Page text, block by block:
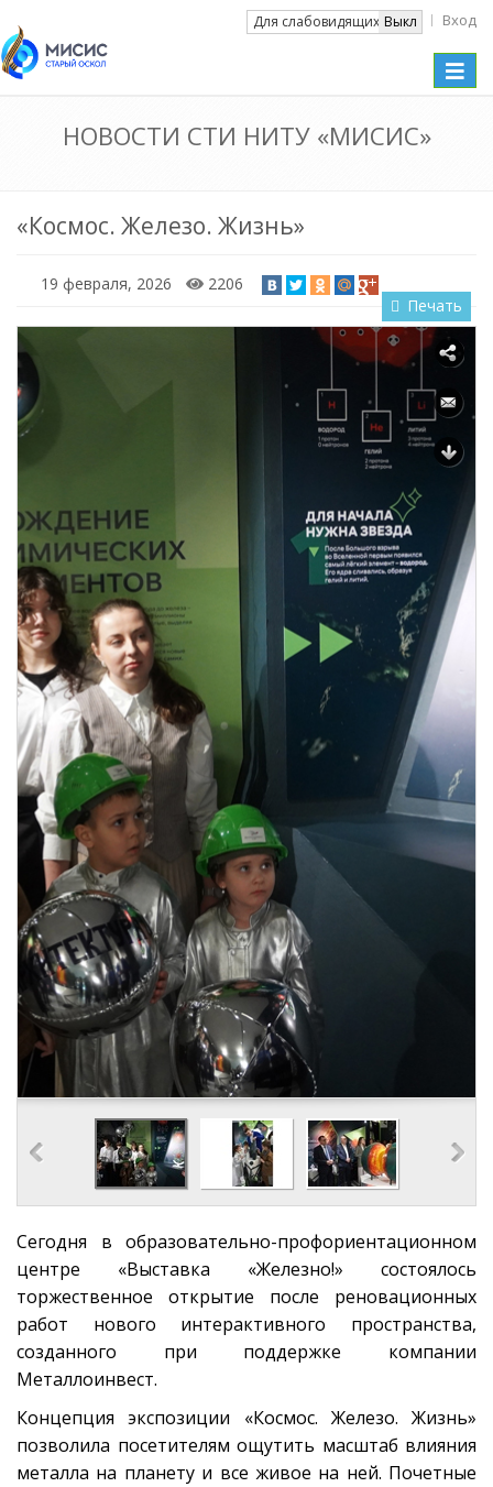
Для слабовидящих Выкл Вход
Toggle
НОВОСТИ СТИ НИТУ «МИСИС»
«Космос. Железо. Жизнь»
19 февраля, 2026
2206
Печать
Сегодня в образовательно-профориентационном
центре «Выставка «Железно!» состоялось
торжественное открытие после реновационных
работ нового интерактивного пространства,
созданного при поддержке компании
Металлоинвест.
Концепция экспозиции «Космос. Железо. Жизнь»
позволила посетителям ощутить масштаб влияния
металла на планету и все живое на ней. Почетные